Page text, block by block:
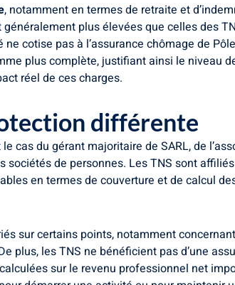
, notamment en termes de retraite et
généralement plus élevées que celles des
cotise pas à l’assurance chômage de Pôle
plus complète, justifiant ainsi le niveau
réel de ces charges.
différente
cas du gérant majoritaire de SARL, de
sociétés de personnes. Les TNS sont
en termes de couverture et de calcul
sur certains points, notamment
plus, les TNS ne bénéficient pas d’une
sur le revenu professionnel net